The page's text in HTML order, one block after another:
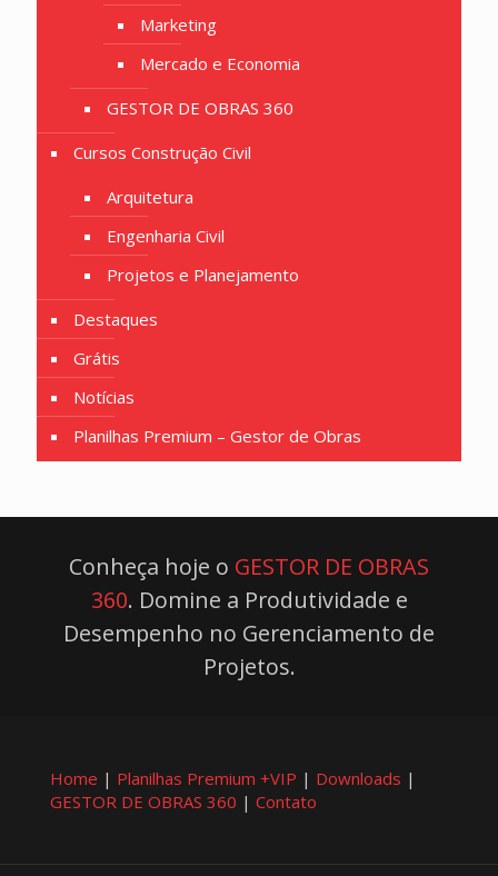
Marketing
Mercado e Economia
GESTOR DE OBRAS 360
Cursos Construção Civil
Arquitetura
Engenharia Civil
Projetos e Planejamento
Destaques
Grátis
Notícias
Planilhas Premium – Gestor de Obras
Conheça hoje o GESTOR DE OBRAS
360. Domine a Produtividade e
Desempenho no Gerenciamento de
Projetos.
Home | Planilhas Premium +VIP | Downloads |
GESTOR DE OBRAS 360 | Contato